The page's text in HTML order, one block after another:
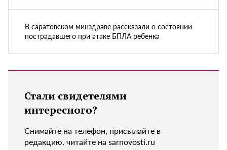
В саратовском минздраве рассказали о состоянии
пострадавшего при атаке БПЛА ребенка
Стали свидетелями
интересного?
Снимайте на телефон, присылайте в
редакцию, читайте на sarnovosti.ru